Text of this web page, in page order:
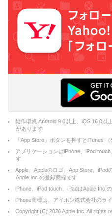
動作環境 Android 9.0以上、iOS 16.0
があります
「App Store」ボタンを押すとiTunes
アプリケーションはiPhone、iPod
す
Apple、Appleのロゴ、App Store、
Apple Inc.の登録商標です
iPhone、iPod touch、iPadはApple Inc.
iPhone商標は、アイホン株式会社のラ
Copyright (C) 2026Apple Inc. All rights